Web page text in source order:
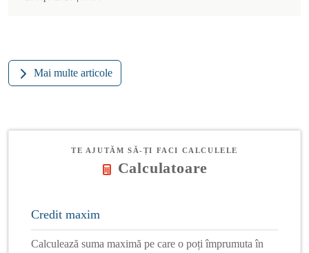
Mai multe articole
TE AJUTĂM SĂ-ȚI FACI CALCULELE
Calculatoare
Credit maxim
Calculează suma maximă pe care o poți împrumuta în